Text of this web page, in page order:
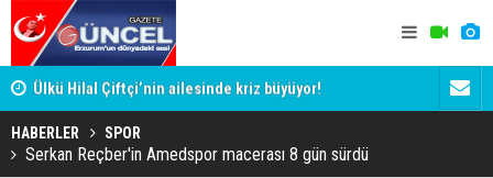
Ülkü Hilal Çiftçi’nin ailesinde kriz büyüyor!
HABERLER SPOR
Serkan Reçber'in Amedspor macerası 8 gün sürdü